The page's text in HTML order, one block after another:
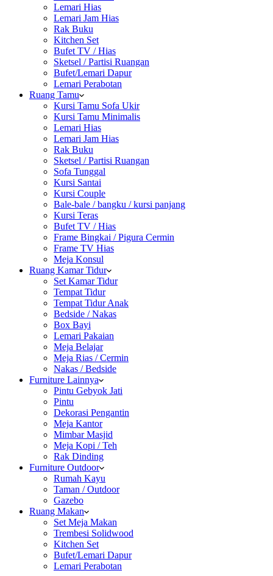
Lemari Hias
Lemari Jam Hias
Rak Buku
Kitchen Set
Bufet TV / Hias
Sketsel / Partisi Ruangan
Bufet/Lemari Dapur
Lemari Perabotan
Ruang Tamu
Kursi Tamu Sofa Ukir
Kursi Tamu Minimalis
Lemari Hias
Lemari Jam Hias
Rak Buku
Sketsel / Partisi Ruangan
Sofa Tunggal
Kursi Santai
Kursi Couple
Bale-bale / bangku / kursi panjang
Kursi Teras
Bufet TV / Hias
Frame Bingkai / Pigura Cermin
Frame TV Hias
Meja Konsul
Ruang Kamar Tidur
Set Kamar Tidur
Tempat Tidur
Tempat Tidur Anak
Bedside / Nakas
Box Bayi
Lemari Pakaian
Meja Belajar
Meja Rias / Cermin
Nakas / Bedside
Furniture Lainnya
Pintu Gebyok Jati
Pintu
Dekorasi Pengantin
Meja Kantor
Mimbar Masjid
Meja Kopi / Teh
Rak Dinding
Furniture Outdoor
Rumah Kayu
Taman / Outdoor
Gazebo
Ruang Makan
Set Meja Makan
Trembesi Solidwood
Kitchen Set
Bufet/Lemari Dapur
Lemari Perabotan